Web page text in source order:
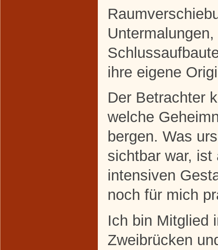
ihre eigene
Der Betrachter
welche
bergen. Was
sichtbar war,
intensiven
noch für mich
Ich bin Mitglied
Zweibrücken